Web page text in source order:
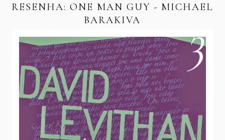
RESENHA: ONE MAN GUY - MICHAEL
BARAKIVA